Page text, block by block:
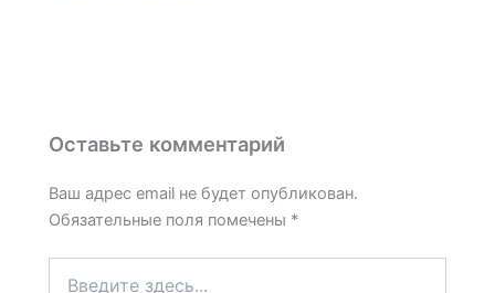
Оставьте комментарий
Ваш адрес email не будет опубликован.
Обязательные поля помечены *
здесь...